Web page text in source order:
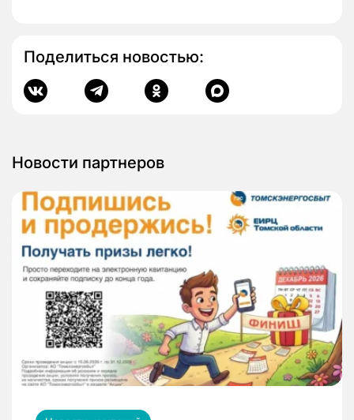
Поделиться новостью:
Новости партнеров